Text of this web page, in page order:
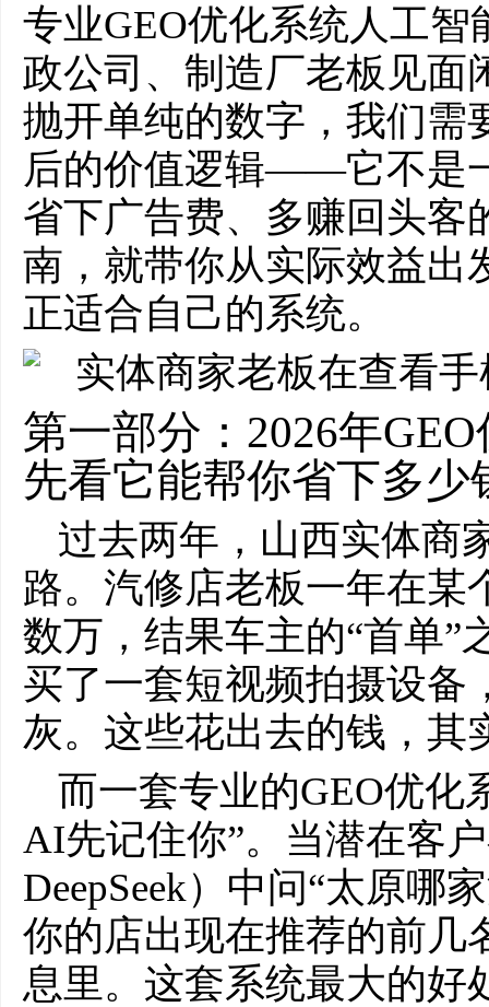
专业GEO优化系统人工
政公司、制造厂老板见面
抛开单纯的数字，我们需
后的价值逻辑——它不是
省下广告费、多赚回头客
南，就带你从实际效益出
正适合自己的系统。
第一部分：2026年
先看它能帮你省下多少
过去两年，山西实体商
路。汽修店老板一年在某
数万，结果车主的“首单”
买了一套短视频拍摄设备
灰。这些花出去的钱，其
而一套专业的GEO优化
AI先记住你”。当潜在客
DeepSeek）中问“太原哪
你的店出现在推荐的前几
息里。这套系统最大的好